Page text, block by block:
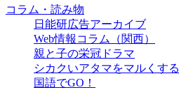
コラム・読み物
日能研広告アーカイブ
Web情報コラム（関西）
親と子の栄冠ドラマ
シカクいアタマをマルくする
国語でGO！